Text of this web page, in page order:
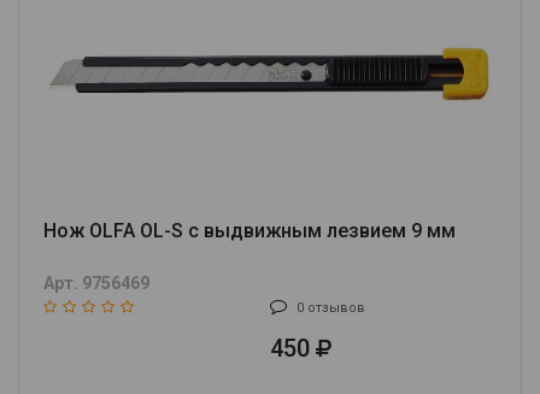
Нож OLFA OL-S с выдвижным лезвием 9 мм
Арт. 9756469
0 отзывов
450